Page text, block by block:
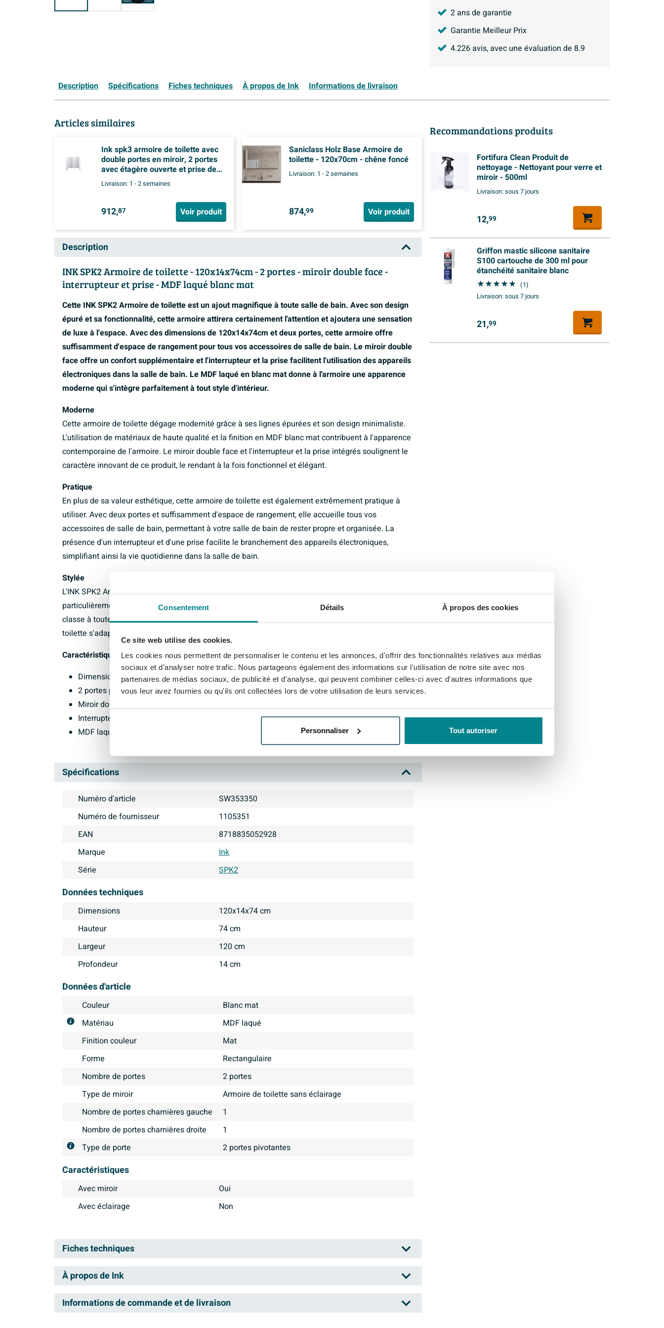
Consentement Détails À propos des cookies
Ce site web utilise des cookies.
Les cookies nous permettent de personnaliser le contenu et les annonces, d'offrir des fonctionnalités relatives aux médias
sociaux et d'analyser notre trafic. Nous partageons également des informations sur l'utilisation de notre site avec nos
partenaires de médias sociaux, de publicité et d'analyse, qui peuvent combiner celles-ci avec d'autres informations que
vous leur avez fournies ou qu'ils ont collectées lors de votre utilisation de leurs services.
Personnaliser Tout autoriser
2 ans de garantie
Garantie Meilleur Prix
4.226avis, avec une évaluation de 8.9
Description Spécifications Fiches techniques À propos de Ink Informations de livraison
Articles similaires
Ink spk3 armoire de toilette avec
double portes en miroir, 2 portes
avec étagère ouverte et prise de
courant/interrupteur
Livraison: 1 - 2 semaines
912,87 Voir produit
Saniclass Holz Base Armoire de
toilette - 120x70cm - chêne foncé
Livraison: 1 - 2 semaines
874,99 Voir produit
Description
INK SPK2 Armoire de toilette - 120x14x74cm - 2 portes - miroir double face -
interrupteur et prise - MDF laqué blanc mat
Cette INK SPK2 Armoire de toilette est un ajout magnifique à toute salle de bain. Avec son design
épuré et sa fonctionnalité, cette armoire attirera certainement l'attention et ajoutera une sensation
de luxe à l'espace. Avec des dimensions de 120x14x74cm et deux portes, cette armoire offre
suffisamment d'espace de rangement pour tous vos accessoires de salle de bain. Le miroir double
face offre un confort supplémentaire et l'interrupteur et la prise facilitent l'utilisation des appareils
électroniques dans la salle de bain. Le MDF laqué en blanc mat donne à l'armoire une apparence
moderne qui s'intègre parfaitement à tout style d'intérieur.
Moderne
Cette armoire de toilette dégage modernité grâce à ses lignes épurées et son design minimaliste.
L'utilisation de matériaux de haute qualité et la finition en MDF blanc mat contribuent à l'apparence
contemporaine de l'armoire. Le miroir double face et l'interrupteur et la prise intégrés soulignent le
caractère innovant de ce produit, le rendant à la fois fonctionnel et élégant.
Pratique
En plus de sa valeur esthétique, cette armoire de toilette est également extrêmement pratique à
utiliser. Avec deux portes et suffisamment d'espace de rangement, elle accueille tous vos
accessoires de salle de bain, permettant à votre salle de bain de rester propre et organisée. La
présence d'un interrupteur et d'une prise facilite le branchement des appareils électroniques,
simplifiant ainsi la vie quotidienne dans la salle de bain.
Stylée
L'INK SPK2 Armoire de toilette n'est pas seulement fonctionnelle et pratique, mais aussi
particulièrement stylée. Son design élégant et sa finition blanche mate ajoutent une touche de
classe à toute salle de bain. Que vous ayez une décoration moderne ou classique, cette armoire de
toilette s'adapte parfaitement à tout style et crée une atmosphère de luxe et de raffinement.
Caractéristiques :
Dimensions : 120x14x74cm
2 portes pour un espace de rangement supplémentaire
Miroir double face pour un confort supplémentaire
Interrupteur et prise intégrés
MDF laqué en blanc mat pour une apparence moderne
Spécifications
Numéro d'article
SW353350
Numéro de fournisseur
1105351
EAN
8718835052928
Marque
Ink
Série
SPK2
Données techniques
Dimensions
120x14x74 cm
Hauteur
74 cm
Largeur
120 cm
Profondeur
14 cm
Données d'article
Couleur
Blanc mat
Matériau
MDF laqué
Finition couleur
mat
Forme
Rectangulaire
Nombre de portes
2 portes
Type de miroir
Armoire de toilette sans éclairage
Nombre de portes charnières gauche
1
Nombre de portes charnières droite
1
Type de porte
2 portes pivotantes
Caractéristiques
Avec miroir
Oui
Avec éclairage
Non
Fiches techniques
Manuel d'installation
Information technique du produit
À propos de Ink
INK est une des marques de la société Sanibell : un grand producteur d'articles
pour la salle de bains et les toilettes. Sanibell commercialise une marque maison,
Informations de commande et de livraison
Recommandations produits
Fortifura Clean Produit de
nettoyage - Nettoyant pour verre et
miroir - 500ml
Livraison:sous 7 jours
12,99
Griffon mastic silicone sanitaire
S100 cartouche de 300 ml pour
étanchéité sanitaire blanc
(1)
Livraison:sous 7 jours
21,99